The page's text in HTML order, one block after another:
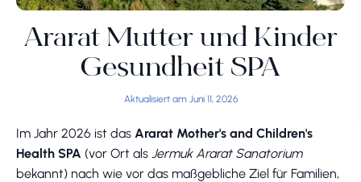
Ararat Mutter und Kinder
Gesundheit SPA
Aktualisiert am Juni 11, 2026
Im Jahr 2026 ist das Ararat Mother's and Children's
Health SPA (vor Ort als Jermuk Ararat Sanatorium
bekannt) nach wie vor das maßgebliche Ziel für Familien,